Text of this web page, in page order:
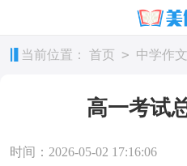
当前位置： 首页 > 中学作文
高一考试
时间：2026-05-02 17:16:06